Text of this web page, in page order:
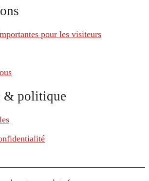
pour les visiteurs
& politique